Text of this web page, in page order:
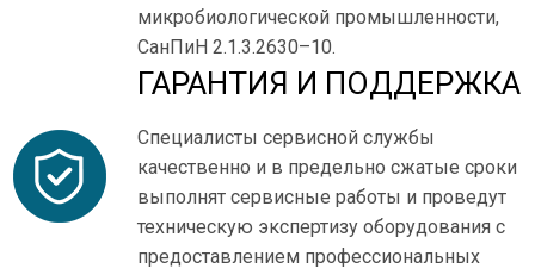
микробиологической промышленности,
СанПиН 2.1.3.2630–10.
ГАРАНТИЯ И ПОДДЕРЖКА
Специалисты сервисной службы
качественно и в предельно сжатые сроки
выполнят сервисные работы и проведут
техническую экс­пертизу оборудования с
предоставлением профессио­нальных